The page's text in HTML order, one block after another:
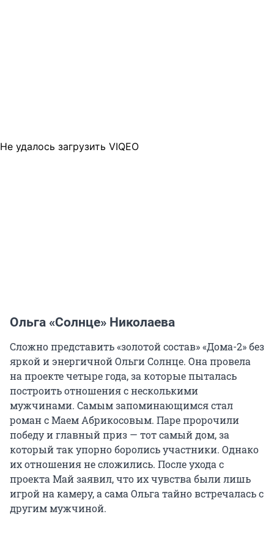
Не удалось загрузить VIQEO
Ольга «Солнце» Николаева
Сложно представить «золотой состав» «Дома-2» без
яркой и энергичной Ольги Солнце. Она провела
на проекте четыре года, за которые пыталась
построить отношения с несколькими
мужчинами. Самым запоминающимся стал
роман с Маем Абрикосовым. Паре пророчили
победу и главный приз — тот самый дом, за
который так упорно боролись участники. Однако
их отношения не сложились. После ухода с
проекта Май заявил, что их чувства были лишь
игрой на камеру, а сама Ольга тайно встречалась с
другим мужчиной.